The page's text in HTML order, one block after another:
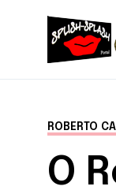
ROBERTO
O